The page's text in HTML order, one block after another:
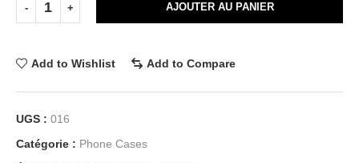
AJOUTER AU PANIER
Add to Wishlist Add to Compare
UGS : 016
Catégorie : Phone Cases